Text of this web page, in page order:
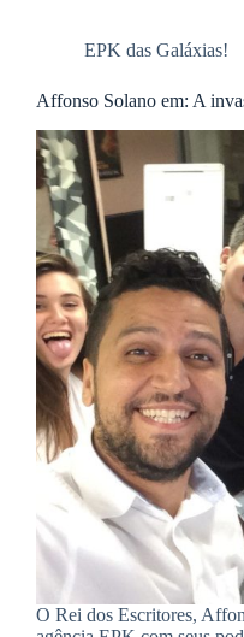
EPK das Galáxias!
Affonso Solano em: A
O Rei dos Escritores,